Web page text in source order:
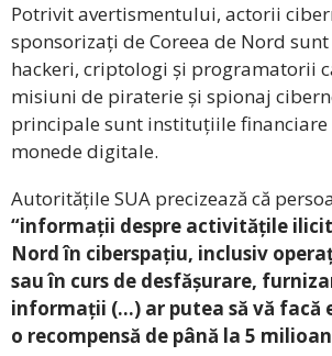
Potrivit avertismentului, actorii
sponsorizați de Coreea de Nord
hackeri, criptologi și programatorii
misiuni de piraterie și spionaj
principale sunt instituțiile financiare
monede digitale.
Autoritățile SUA precizează că
“informații despre activitățile
Nord în ciberspațiu, inclusiv
sau în curs de desfășurare,
informații (…) ar putea să vă facă
o recompensă de până la 5